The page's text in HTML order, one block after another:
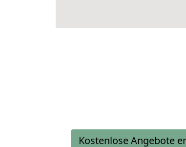
Kostenlose Angebote